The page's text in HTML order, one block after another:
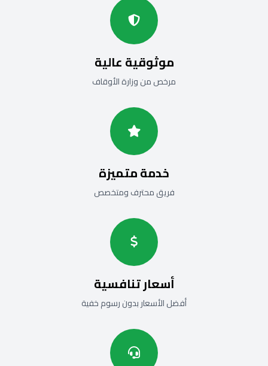
موثوقية عالية
مرخص من وزارة الأوقاف
خدمة متميزة
فريق محترف ومتخصص
أسعار تنافسية
أفضل الأسعار بدون رسوم خفية